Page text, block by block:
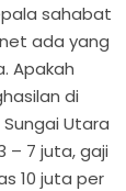
sahabat
ada yang
Apakah
di
Utara
– 7 juta, gaji
10 juta per